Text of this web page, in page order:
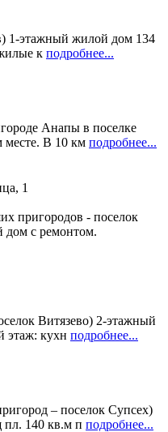
1-этажный жилой дом 134
к подробнее...
Анапы в поселке
месте. В 10 км подробнее...
1
пригородов - поселок
с ремонтом.
Витязево) 2-этажный
этаж: кухн подробнее...
– поселок Супсех)
140 кв.м п подробнее...